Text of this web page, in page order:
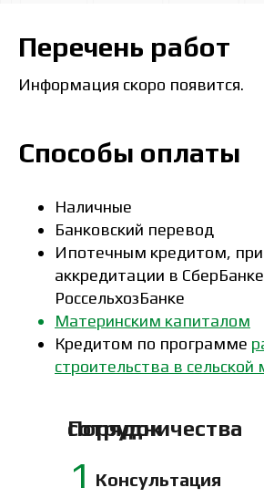
Перечень работ
Информация скоро появится.
Способы оплаты
Наличные
Банковский перевод
Ипотечным кредитом,
аккредитации в
РоссельхозБанке
Материнским капиталом
Кредитом по программе
строительства в сельской
Консультация
1
Порядок сотрудничества